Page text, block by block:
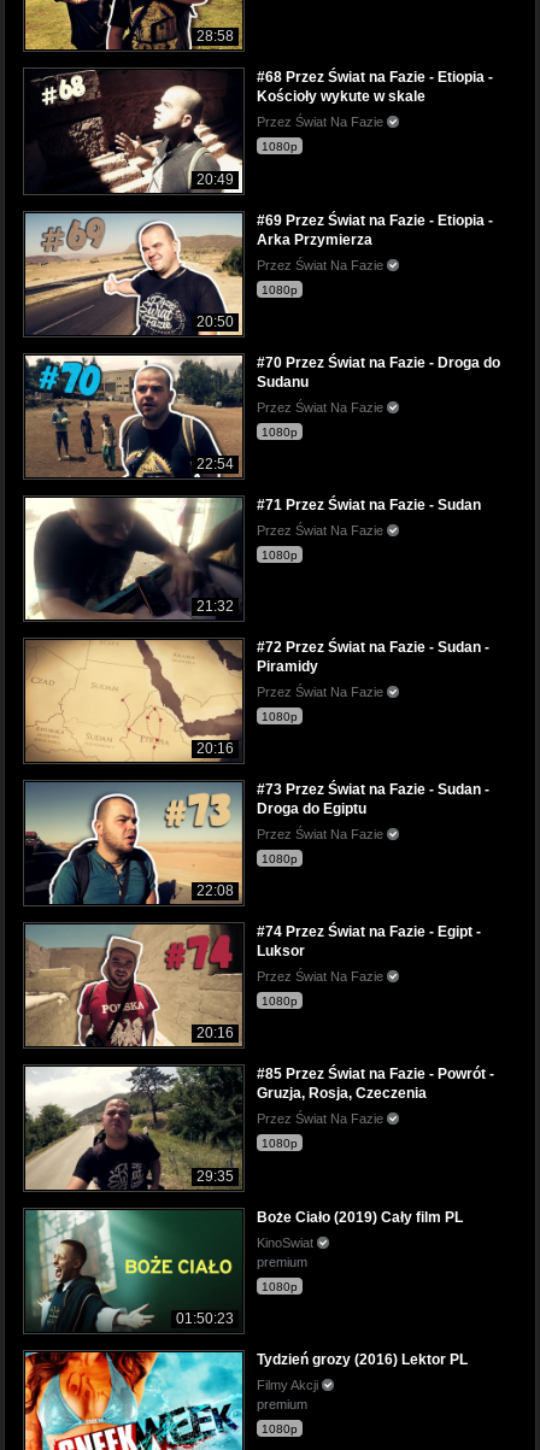
28:58
20:49
#68 Przez Świat na Fazie - Etiopia -
Kościoły wykute w skale
Przez Świat Na Fazie
1080p
20:50
#69 Przez Świat na Fazie - Etiopia -
Arka Przymierza
Przez Świat Na Fazie
1080p
22:54
#70 Przez Świat na Fazie - Droga do
Sudanu
Przez Świat Na Fazie
1080p
21:32
#71 Przez Świat na Fazie - Sudan
Przez Świat Na Fazie
1080p
20:16
#72 Przez Świat na Fazie - Sudan -
Piramidy
Przez Świat Na Fazie
1080p
22:08
#73 Przez Świat na Fazie - Sudan -
Droga do Egiptu
Przez Świat Na Fazie
1080p
20:16
#74 Przez Świat na Fazie - Egipt -
Luksor
Przez Świat Na Fazie
1080p
29:35
#85 Przez Świat na Fazie - Powrót -
Gruzja, Rosja, Czeczenia
Przez Świat Na Fazie
1080p
01:50:23
Boże Ciało (2019) Cały film PL
KinoSwiat
premium
1080p
Tydzień grozy (2016) Lektor PL
Filmy Akcji
premium
1080p